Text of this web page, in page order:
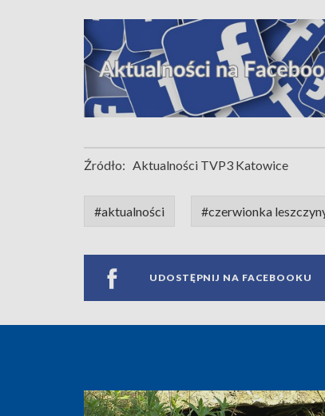
Źródło: Aktualności TVP3 Katowice
#aktualności #czerwionka
UDOSTĘPNIJ NA FACEBOOKU